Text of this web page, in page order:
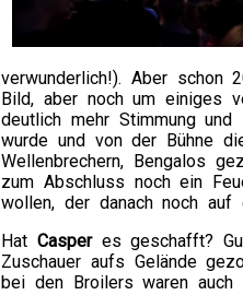
verwunderlich!). Aber
Bild, aber noch um einiges
deutlich mehr Stimmung
wurde und von der Bühne
Wellenbrechern, Bengalos
zum Abschluss noch ein
wollen, der danach noch
Hat Casperes geschafft?
Zuschauer aufs Gelände
bei den Broilers waren